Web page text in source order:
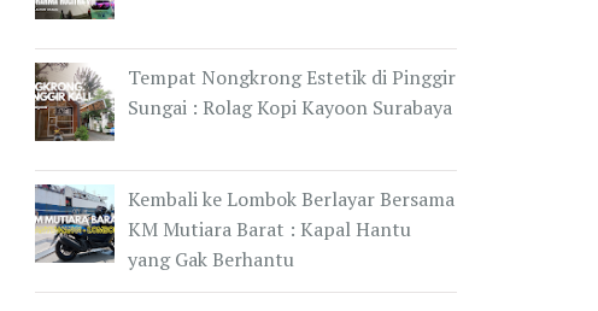
Tempat Nongkrong Estetik di Pinggir
Sungai : Rolag Kopi Kayoon Surabaya
Kembali ke Lombok Berlayar Bersama
KM Mutiara Barat : Kapal Hantu
yang Gak Berhantu